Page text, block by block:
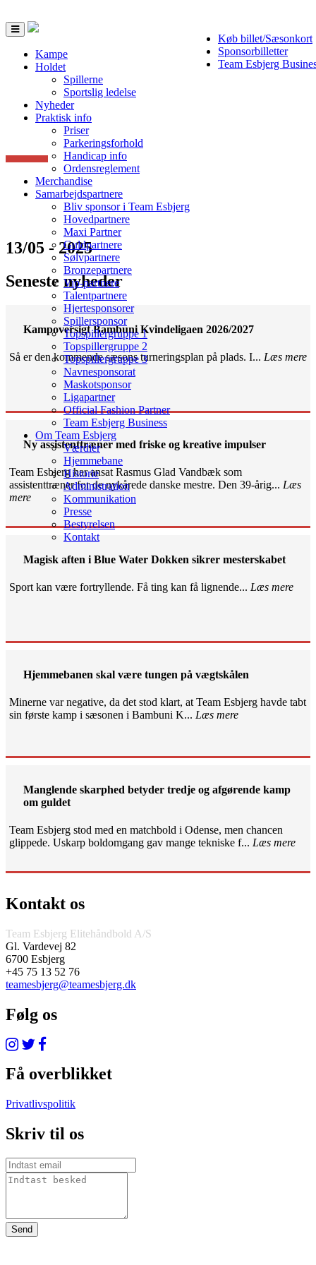
Køb billet/Sæsonkort
Sponsorbilletter
Team Esbjerg
Toggle
navigation
Kampe
Holdet
Spillerne
Sportslig ledelse
Nyheder
Praktisk info
Priser
Parkeringsforhold
Handicap info
Ordensreglement
Merchandise
Samarbejdspartnere
Bliv sponsor i Team Esbjerg
Hovedpartnere
Maxi Partner
Guldpartnere
Sølvpartnere
Bronzepartnere
Vip-partnere
Talentpartnere
Hjertesponsorer
Spillersponsor
Topspillergruppe 1
Topspillergruppe 2
Topspillergruppe 3
Navnesponsorat
Maskotsponsor
Ligapartner
Official Fashion Partner
Team Esbjerg Business
Om Team Esbjerg
Værdier
Hjemmebane
Historie
Administration
Kommunikation
Presse
Bestyrelsen
Kontakt
13/05 - 2025
Seneste nyheder
Kampoversigt Bambuni Kvindeligaen 2026/2027
Så er den kommende sæsons turneringsplan på plads. I... Læs mere
Ny assistenttræner med friske og kreative impulser
Team Esbjerg har ansat Rasmus Glad Vandbæk som
assistenttræner for de nykårede danske mestre. Den 39-årig... Læs
mere
Magisk aften i Blue Water Dokken sikrer mesterskabet
Sport kan være fortryllende. Få ting kan få lignende... Læs mere
Hjemmebanen skal være tungen på vægtskålen
Minerne var negative, da det stod klart, at Team Esbjerg havde tabt
sin første kamp i sæsonen i Bambuni K... Læs mere
Manglende skarphed betyder tredje og afgørende kamp
om guldet
Team Esbjerg stod med en matchbold i Odense, men chancen
glippede. Uskarp boldomgang gav mange tekniske f... Læs mere
Kontakt os
Team Esbjerg Elitehåndbold A/S
Gl. Vardevej 82
6700 Esbjerg
+45 75 13 52 76
teamesbjerg@teamesbjerg.dk
Følg os
Få overblikket
Privatlivspolitik
Skriv til os